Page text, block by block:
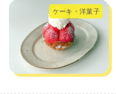
ケーキ・洋菓子